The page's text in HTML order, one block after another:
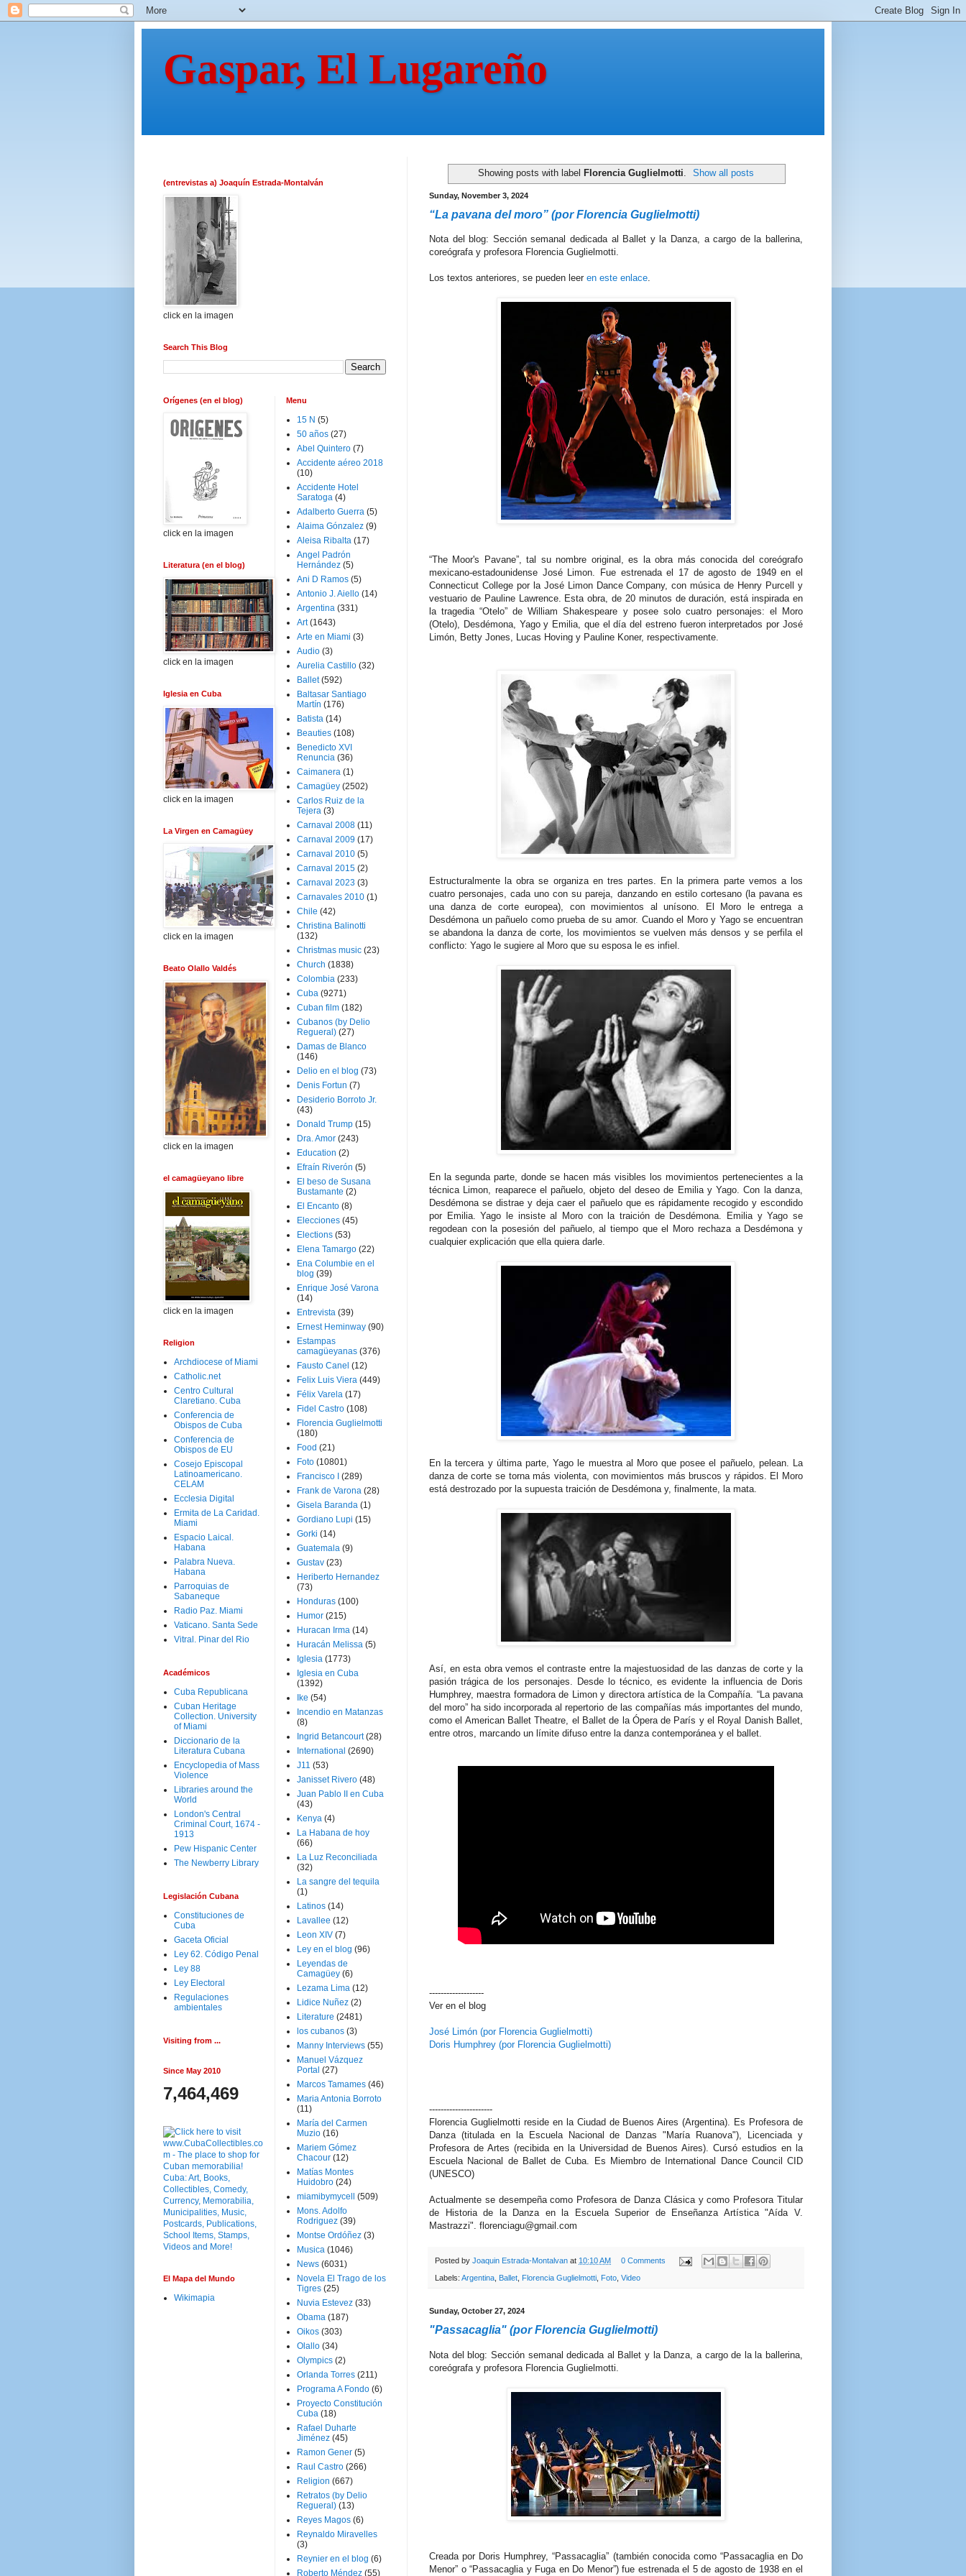
Gaspar, El Lugareño
Showing posts with label Florencia Guglielmotti Show all posts
Sunday, November 3, 2024
“La pavana del moro” (por Florencia Guglielmotti)
Nota del blog: Sección semanal dedicada al Ballet y la Danza, a cargo de la ballerina,
coreógrafa y profesora Florencia Guglielmotti.
Los textos anteriores, se pueden leer en este enlace.
“The Moor's Pavane”, tal su nombre original, es la obra más conocida del coreógrafo
mexicano-estadounidense José Limon. Fue estrenada el 17 de agosto de 1949 en el
Connecticut College por la José Limon Dance Company, con música de Henry Purcell y
vestuario de Pauline Lawrence. Esta obra, de 20 minutos de duración, está inspirada en
la tragedia “Otelo” de William Shakespeare y posee solo cuatro personajes: el Moro
(Otelo), Desdémona, Yago y Emilia, que el día del estreno fueron interpretados por José
Limón, Betty Jones, Lucas Hoving y Pauline Koner, respectivamente.
Estructuralmente la obra se organiza en tres partes. En la primera parte vemos a los
cuatro personajes, cada uno con su pareja, danzando en estilo cortesano (la pavana es
una danza de corte europea), con movimientos al unísono. El Moro le entrega a
Desdémona un pañuelo como prueba de su amor. Cuando el Moro y Yago se encuentran
se abandona la danza de corte, los movimientos se vuelven más densos y se perfila el
conflicto: Yago le sugiere al Moro que su esposa le es infiel.
En la segunda parte, donde se hacen más visibles los movimientos pertenecientes a la
técnica Limon, reaparece el pañuelo, objeto del deseo de Emilia y Yago. Con la danza,
Desdémona se distrae y deja caer el pañuelo que es rápidamente recogido y escondido
por Emilia. Yago le insiste al Moro con la traición de Desdémona. Emilia y Yago se
regodean con la posesión del pañuelo, al tiempo que el Moro rechaza a Desdémona y
cualquier explicación que ella quiera darle.
En la tercera y última parte, Yago le muestra al Moro que posee el pañuelo, pelean. La
danza de corte se torna más violenta, con movimientos más bruscos y rápidos. El Moro
está destrozado por la supuesta traición de Desdémona y, finalmente, la mata.
Así, en esta obra vemos el contraste entre la majestuosidad de las danzas de corte y la
pasión trágica de los personajes. Desde lo técnico, es evidente la influencia de Doris
Humphrey, maestra formadora de Limon y directora artística de la Compañía. “La pavana
del moro” ha sido incorporada al repertorio de las compañías más importantes del mundo,
como el American Ballet Theatre, el Ballet de la Ópera de París y el Royal Danish Ballet,
entre otros, marcando un límite difuso entre la danza contemporánea y el ballet.
-------------------
Ver en el blog
José Limón (por Florencia Guglielmotti)
Doris Humphrey (por Florencia Guglielmotti)
----------------------
Florencia Guglielmotti reside en la Ciudad de Buenos Aires (Argentina). Es Profesora de
Danza (titulada en la Escuela Nacional de Danzas "María Ruanova"), Licenciada y
Profesora de Artes (recibida en la Universidad de Buenos Aires). Cursó estudios en la
Escuela Nacional de Ballet de Cuba. Es Miembro de International Dance Council CID
(UNESCO)
Actualmente se desempeña como Profesora de Danza Clásica y como Profesora Titular
de Historia de la Danza en la Escuela Superior de Enseñanza Artística "Aída V.
Mastrazzi". florenciagu@gmail.com
Posted by Joaquin Estrada-Montalvan at 10:10 AM 0 Comments
Labels: Argentina, Ballet, Florencia Guglielmotti, Foto, Video
Sunday, October 27, 2024
"Passacaglia" (por Florencia Guglielmotti)
Nota del blog: Sección semanal dedicada al Ballet y la Danza, a cargo de la la ballerina,
coreógrafa y profesora Florencia Guglielmotti.
Creada por Doris Humphrey, “Passacaglia” (también conocida como “Passacaglia en Do
Menor” o “Passacaglia y Fuga en Do Menor”) fue estrenada el 5 de agosto de 1938 en el
(entrevistas a) Joaquín Estrada-Montalván
click en la imagen
Search This Blog
Orígenes (en el blog)
click en la imagen
Literatura (en el blog)
click en la imagen
Iglesia en Cuba
click en la imagen
La Virgen en Camagüey
click en la imagen
Beato Olallo Valdés
click en la imagen
el camagüeyano libre
click en la imagen
Religion
Archdiocese of Miami
Catholic.net
Centro Cultural
Claretiano. Cuba
Conferencia de
Obispos de Cuba
Conferencia de
Obispos de EU
Cosejo Episcopal
Latinoamericano.
CELAM
Ecclesia Digital
Ermita de La Caridad.
Miami
Espacio Laical.
Habana
Palabra Nueva.
Habana
Parroquias de
Sabaneque
Radio Paz. Miami
Vaticano. Santa Sede
Vitral. Pinar del Rio
Académicos
Cuba Republicana
Cuban Heritage
Collection. University
of Miami
Diccionario de la
Literatura Cubana
Encyclopedia of Mass
Violence
Libraries around the
World
London's Central
Criminal Court, 1674 -
1913
Pew Hispanic Center
The Newberry Library
Legislación Cubana
Constituciones de
Cuba
Gaceta Oficial
Ley 62. Código Penal
Ley 88
Ley Electoral
Regulaciones
ambientales
Visiting from ...
Since May 2010
7,464,469
El Mapa del Mundo
Wikimapia
Menu
15 N (5)
50 años (27)
Abel Quintero (7)
Accidente aéreo 2018
(10)
Accidente Hotel
Saratoga (4)
Adalberto Guerra (5)
Alaima Gónzalez (9)
Aleisa Ribalta (17)
Angel Padrón
Hernández (5)
Ani D Ramos (5)
Antonio J. Aiello (14)
Argentina (331)
Art (1643)
Arte en Miami (3)
Audio (3)
Aurelia Castillo (32)
Ballet (592)
Baltasar Santiago
Martín (176)
Batista (14)
Beauties (108)
Benedicto XVI
Renuncia (36)
Caimanera (1)
Camagüey (2502)
Carlos Ruiz de la
Tejera (3)
Carnaval 2008 (11)
Carnaval 2009 (17)
Carnaval 2010 (5)
Carnaval 2015 (2)
Carnaval 2023 (3)
Carnavales 2010 (1)
Chile (42)
Christina Balinotti
(132)
Christmas music (23)
Church (1838)
Colombia (233)
Cuba (9271)
Cuban film (182)
Cubanos (by Delio
Regueral) (27)
Damas de Blanco
(146)
Delio en el blog (73)
Denis Fortun (7)
Desiderio Borroto Jr.
(43)
Donald Trump (15)
Dra. Amor (243)
Education (2)
Efraín Riverón (5)
El beso de Susana
Bustamante (2)
El Encanto (8)
Elecciones (45)
Elections (53)
Elena Tamargo (22)
Ena Columbie en el
blog (39)
Enrique José Varona
(14)
Entrevista (39)
Ernest Heminway (90)
Estampas
camagüeyanas (376)
Fausto Canel (12)
Felix Luis Viera (449)
Félix Varela (17)
Fidel Castro (108)
Florencia Guglielmotti
(180)
Food (21)
Foto (10801)
Francisco I
(289)
Frank de Varona (28)
Gisela Baranda (1)
Gordiano Lupi (15)
Gorki (14)
Guatemala (9)
Gustav (23)
Heriberto Hernandez
(73)
Honduras (100)
Humor (215)
Huracan Irma (14)
Huracán Melissa (5)
Iglesia (1773)
Iglesia en Cuba
(1392)
Ike (54)
Incendio en Matanzas
(8)
Ingrid Betancourt (28)
International (2690)
J11 (53)
Janisset Rivero (48)
Juan Pablo II en Cuba
(43)
Kenya (4)
La Habana de hoy
(66)
La Luz Reconciliada
(32)
La sangre del tequila
(1)
Latinos (14)
Lavallee (12)
Leon XIV (7)
Ley en el blog (96)
Leyendas de
Camagüey (6)
Lezama Lima (12)
Lidice Nuñez (2)
Literature (2481)
los cubanos (3)
Manny Interviews (55)
Manuel Vázquez
Portal (27)
Marcos Tamames (46)
Maria Antonia Borroto
(11)
María del Carmen
Muzio (16)
Mariem Gómez
Chacour (12)
Matías Montes
Huidobro (24)
miamibymycell
(509)
Mons. Adolfo
Rodriguez (39)
Montse Ordóñez (3)
Musica (1046)
News (6031)
Novela El Trago de los
Tigres (25)
Nuvia Estevez (33)
Obama (187)
Oikos (303)
Olallo (34)
Olympics (2)
Orlanda Torres (211)
Programa A Fondo (6)
Proyecto Constitución
Cuba (18)
Rafael Duharte
Jiménez (45)
Ramon Gener (5)
Raul Castro (266)
Religion (667)
Retratos (by Delio
Regueral) (13)
Reyes Magos (6)
Reynaldo Miravelles
(3)
Reynier en el blog (6)
Roberto Méndez (55)